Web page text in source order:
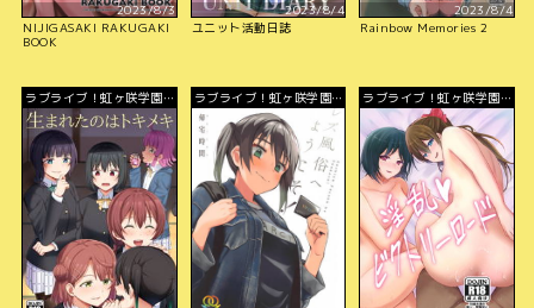
2023/8/3
NIJIGASAKI RAKUGAKI
BOOK
2023/8/4
ユニット活動日誌
2023/8/4
Rainbow Memories 2
ラブライブ！虹ヶ咲学園ス
クールアイドル同好会
ラブライブ！虹ヶ咲学園ス
クールアイドル同好会
ラブライブ！虹ヶ咲学園ス
クールアイドル同好会